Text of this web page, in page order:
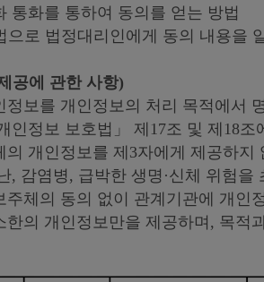
통화를 통하여 동의를 얻는 방법
으로 법정대리인에게 동의 내용을
공에 관한 사항)
보를 개인정보의 처리 목적에서
인정보 보호법」 제17조 및 제18
개인정보를 제3자에게 제공하지
감염병, 급박한 생명·신체 위험을
체의 동의 없이 관계기관에 개인
한의 개인정보만을 제공하며, 목적